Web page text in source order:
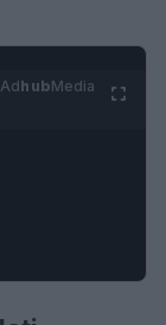
AdhubMedia